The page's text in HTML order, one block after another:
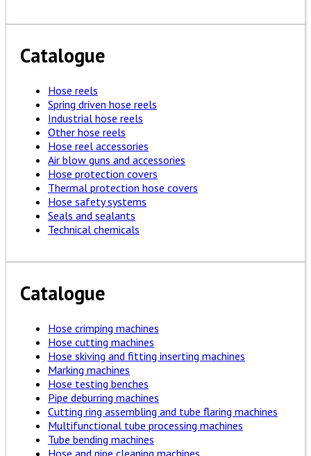
Catalogue
Hose reels
Spring driven hose reels
Industrial hose reels
Other hose reels
Hose reel accessories
Air blow guns and accessories
Hose protection covers
Thermal protection hose covers
Hose safety systems
Seals and sealants
Technical chemicals
Catalogue
Hose crimping machines
Hose cutting machines
Hose skiving and fitting inserting machines
Marking machines
Hose testing benches
Pipe deburring machines
Cutting ring assembling and tube flaring machines
Multifunctional tube processing machines
Tube bending machines